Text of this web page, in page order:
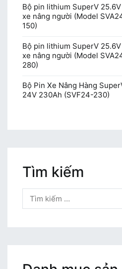
Bộ pin lithium SuperV
xe nâng người (Model
150)
Bộ pin lithium SuperV
xe nâng người (Model
280)
Bộ Pin Xe Nâng Hàng
24V 230Ah (SVF24-230)
Tìm kiếm
kiếm
cho: